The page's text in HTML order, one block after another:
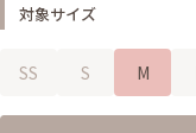
対象サイズ
SS S M